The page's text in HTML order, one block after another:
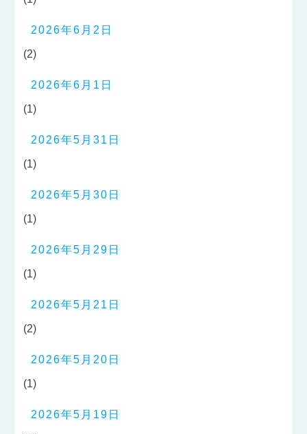
2026年6月2日
(2)
2026年6月1日
(1)
2026年5月31日
(1)
2026年5月30日
(1)
2026年5月29日
(1)
2026年5月21日
(2)
2026年5月20日
(1)
2026年5月19日